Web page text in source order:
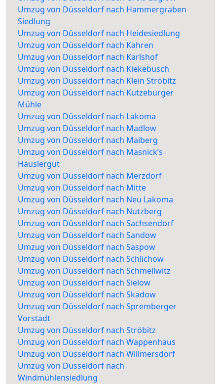
Umzug von Düsseldorf nach Hammergraben
Siedlung
Umzug von Düsseldorf nach Heidesiedlung
Umzug von Düsseldorf nach Kahren
Umzug von Düsseldorf nach Karlshof
Umzug von Düsseldorf nach Kiekebusch
Umzug von Düsseldorf nach Klein Ströbitz
Umzug von Düsseldorf nach Kutzeburger
Mühle
Umzug von Düsseldorf nach Lakoma
Umzug von Düsseldorf nach Madlow
Umzug von Düsseldorf nach Maiberg
Umzug von Düsseldorf nach Masnick’s
Häuslergut
Umzug von Düsseldorf nach Merzdorf
Umzug von Düsseldorf nach Mitte
Umzug von Düsseldorf nach Neu Lakoma
Umzug von Düsseldorf nach Nutzberg
Umzug von Düsseldorf nach Sachsendorf
Umzug von Düsseldorf nach Sandow
Umzug von Düsseldorf nach Saspow
Umzug von Düsseldorf nach Schlichow
Umzug von Düsseldorf nach Schmellwitz
Umzug von Düsseldorf nach Sielow
Umzug von Düsseldorf nach Skadow
Umzug von Düsseldorf nach Spremberger
Vorstadt
Umzug von Düsseldorf nach Ströbitz
Umzug von Düsseldorf nach Wappenhaus
Umzug von Düsseldorf nach Willmersdorf
Umzug von Düsseldorf nach
Windmühlensiedlung